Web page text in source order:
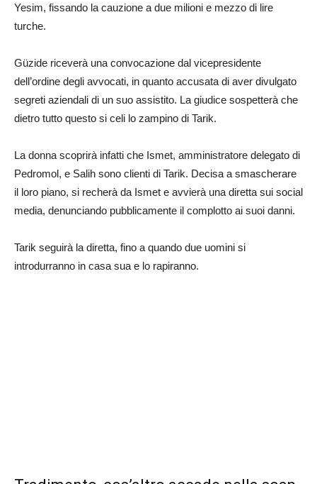
Yesim, fissando la cauzione a due milioni e mezzo di lire
turche.
Güzide riceverà una convocazione dal vicepresidente
dell’ordine degli avvocati, in quanto accusata di aver divulgato
segreti aziendali di un suo assistito. La giudice sospetterà che
dietro tutto questo si celi lo zampino di Tarik.
La donna scoprirà infatti che Ismet, amministratore delegato di
Pedromol, e Salih sono clienti di Tarik. Decisa a smascherare
il loro piano, si recherà da Ismet e avvierà una diretta sui social
media, denunciando pubblicamente il complotto ai suoi danni.
Tarik seguirà la diretta, fino a quando due uomini si
introdurranno in casa sua e lo rapiranno.